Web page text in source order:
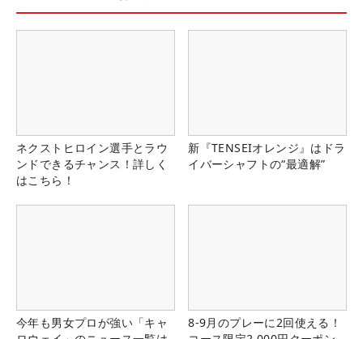
ネクストヒロイン選手とラウ
ンドできるチャンス！詳しく
はこちら！
新『TENSEIオレンジ』はドラ
イバーシャフトの“最適解”
今年も男女プロが強い「キャ
8-9月のプレーに2回使える！